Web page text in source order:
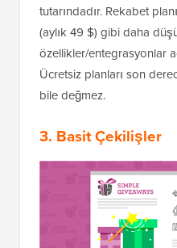
tutarındadır. Rekabet
(aylık 49 $) gibi daha
özellikler/entegrasyonlar
Ücretsiz planları son
bile değmez.
3. Basit Çekilişler